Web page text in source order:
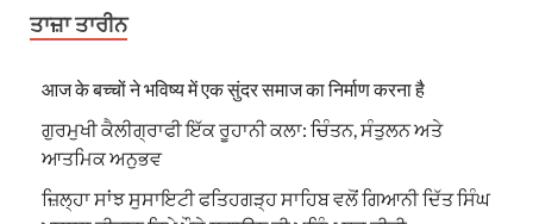
ਤਾਜ਼ਾ ਤਾਰੀਨ
आज के बच्चों ने भविष्य में एक सुंदर समाज का निर्माण करना है
ਗੁਰਮੁਖੀ ਕੈਲੀਗ੍ਰਾਫੀ ਇੱਕ ਰੂਹਾਨੀ ਕਲਾ: ਚਿੰਤਨ, ਸੰਤੁਲਨ ਅਤੇ
ਆਤਮਿਕ ਅਨੁਭਵ
ਜ਼ਿਲ੍ਹਾ ਸਾਂਝ ਸੁਸਾਇਟੀ ਫਤਿਹਗੜ੍ਹ ਸਾਹਿਬ ਵਲੋਂ ਗਿਆਨੀ ਦਿੱਤ ਸਿੰਘ